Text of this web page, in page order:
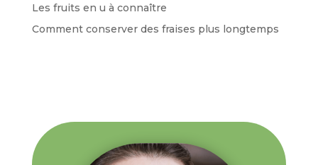
Les fruits en u à connaître
Comment conserver des fraises plus longtemps